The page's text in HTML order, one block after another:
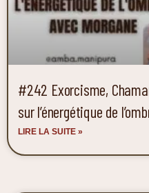
#242 Exorcisme,
sur l’énergétique de
LIRE LA SUITE »